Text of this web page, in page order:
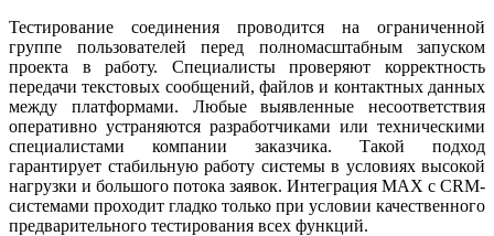
Тестирование соединения проводится на ограниченной
группе пользователей перед полномасштабным запуском
проекта в работу. Специалисты проверяют корректность
передачи текстовых сообщений, файлов и контактных данных
между платформами. Любые выявленные несоответствия
оперативно устраняются разработчиками или техническими
специалистами компании заказчика. Такой подход
гарантирует стабильную работу системы в условиях высокой
нагрузки и большого потока заявок. Интеграция MAX с CRM-
системами проходит гладко только при условии качественного
предварительного тестирования всех функций.